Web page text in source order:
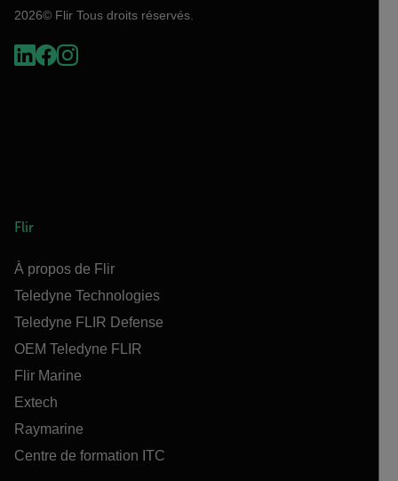
2026© Flir Tous droits réservés.
Flir
À propos de Flir
Teledyne Technologies
Teledyne FLIR Defense
OEM Teledyne FLIR
Flir Marine
Extech
Raymarine
Centre de formation ITC